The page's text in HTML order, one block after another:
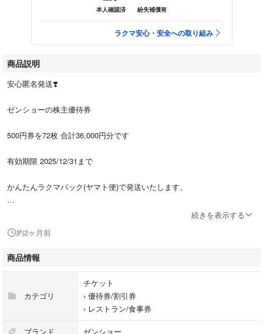
本人確認済 紛失補償有
ラクマ安心・安全への取り組み
商品説明
安心匿名発送❣️
ゼンショーの株主優待券
500円券を72枚 合計36,000円分です
有効期限 2025/12/31まで
かんたんラクマパック(ヤマト便)で発送いたします。
表紙(破棄する部分)がない商品の出荷する場合がありますので御了承願い
ます。m(_ _)m
よろしくお願いいたします。m(_ _)m
続きを表示する
約2ヶ月前
商品情報
カテゴリ
チケット
› 優待券/割引券
› レストラン/食事券
ブランド ゼンショー